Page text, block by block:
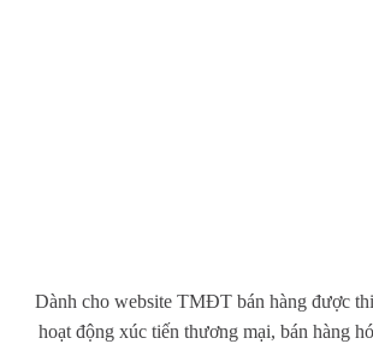
Dành cho website TMĐT bán hàng được
hoạt động xúc tiến thương mại, bán hàng